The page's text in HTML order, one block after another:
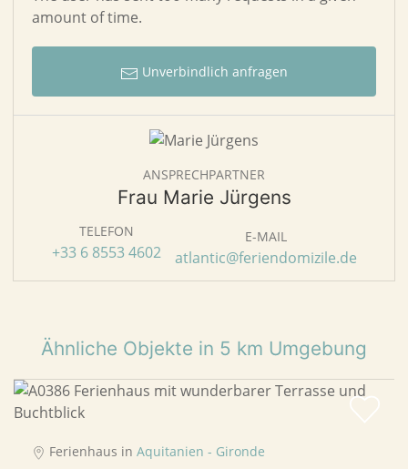
amount of time.
Unverbindlich anfragen
ANSPRECHPARTNER
Frau Marie Jürgens
TELEFON
+33 6 8553 4602
E-MAIL
atlantic@feriendomizile.de
Ähnliche Objekte in 5 km Umgebung
Ferienhaus in Aquitanien - Gironde